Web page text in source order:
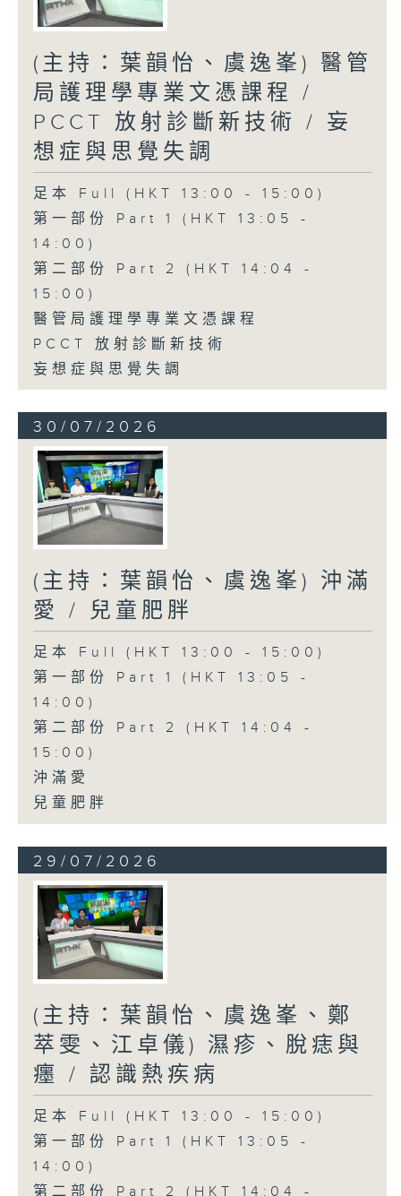
(主持：葉韻怡、虞逸峯) 醫管
局護理學專業文憑課程 /
PCCT 放射診斷新技術 / 妄
想症與思覺失調
足本 Full (HKT 13:00 - 15:00)
第一部份 Part 1 (HKT 13:05 -
14:00)
第二部份 Part 2 (HKT 14:04 -
15:00)
醫管局護理學專業文憑課程
PCCT 放射診斷新技術
妄想症與思覺失調
30/07/2026
(主持：葉韻怡、虞逸峯) 沖滿
愛 / 兒童肥胖
足本 Full (HKT 13:00 - 15:00)
第一部份 Part 1 (HKT 13:05 -
14:00)
第二部份 Part 2 (HKT 14:04 -
15:00)
沖滿愛
兒童肥胖
29/07/2026
(主持：葉韻怡、虞逸峯、鄭
萃雯、江卓儀) 濕疹、脫痣與
癦 / 認識熱疾病
足本 Full (HKT 13:00 - 15:00)
第一部份 Part 1 (HKT 13:05 -
14:00)
第二部份 Part 2 (HKT 14:04 -